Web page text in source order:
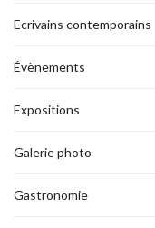
Ecrivains contemporains
Évènements
Expositions
Galerie photo
Gastronomie